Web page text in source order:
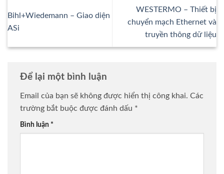
Bihl+Wiedemann – Giao diện
ASi
WESTERMO – Thiết bị
chuyển mạch Ethernet và
truyền thông dữ liệu
Để lại một bình luận
Email của bạn sẽ không được hiển thị công khai. Các
trường bắt buộc được đánh dấu *
Bình luận *